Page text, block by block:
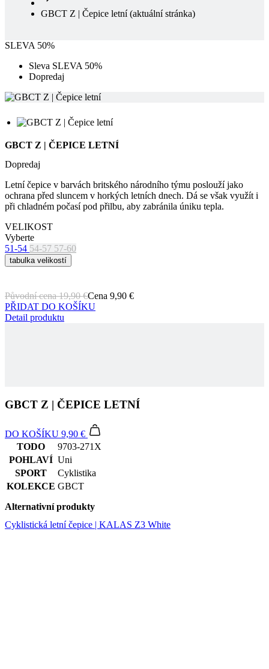
Sleva SLEVA 50%
GBCT Z | ČEPICE LETNÍ
ochrana před sluncem v horkých letních dnech. Dá se však využít i
Vyberte
51-54 54-57 57-60
tabulka velikostí
Původní cena19,90 €
PŘIDAT DO KOŠÍKU
Detail produktu
POHLAVÍ
Uni
KOLEKCE GBCT
Alternativní produkty
Cyklistická letní čepice | KALAS Z3 White